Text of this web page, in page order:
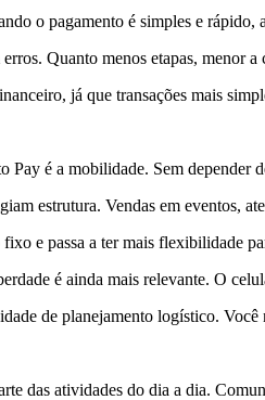
o pagamento é simples e rápido,
Quanto menos etapas, menor
já que transações mais
Pay é a mobilidade. Sem depender
estrutura. Vendas em eventos,
e passa a ter mais flexibilidade
é ainda mais relevante. O
de planejamento logístico.
das atividades do dia a dia.